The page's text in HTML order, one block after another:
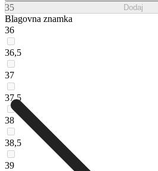
35
36
36,5
37
37,5
38
38,5
39
Dodaj
Blagovna znamka